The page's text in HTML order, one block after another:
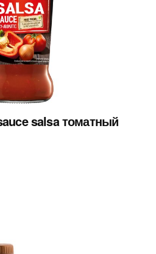
salsa томатный